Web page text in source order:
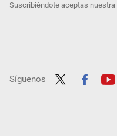
Suscribiéndote aceptas nuestra
Síguenos